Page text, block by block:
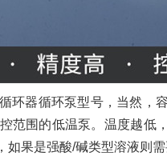
环器循环泵型号，当然，
范围的低温泵。温度越低
果是强酸/碱类型溶液则